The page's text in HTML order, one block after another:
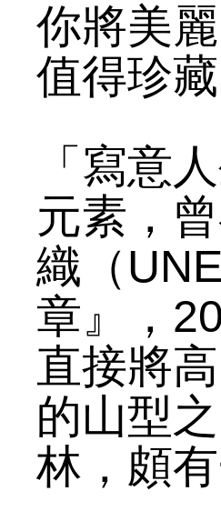
你將美
值得珍藏
「寫意
元素，
織（
章』，
直接將
的山型
林，頗